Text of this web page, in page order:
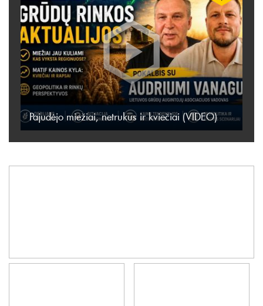
Pajudėjo miežiai, netrukus ir kviečiai (VIDEO)